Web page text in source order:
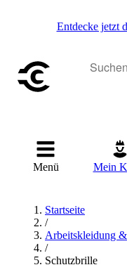
Entdecke jetzt
Menü Mein
Startseite
/
Arbeitskleidung
/
Schutzbrille